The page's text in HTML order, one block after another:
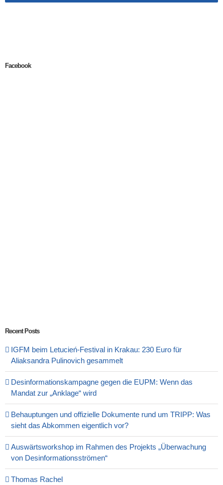
Facebook
Recent Posts
IGFM beim Letucień-Festival in Krakau: 230 Euro für
Aliaksandra Pulinovich gesammelt
Desinformationskampagne gegen die EUPM: Wenn das
Mandat zur „Anklage“ wird
Behauptungen und offizielle Dokumente rund um TRIPP: Was
sieht das Abkommen eigentlich vor?
Auswärtsworkshop im Rahmen des Projekts „Überwachung
von Desinformationsströmen“
Thomas Rachel